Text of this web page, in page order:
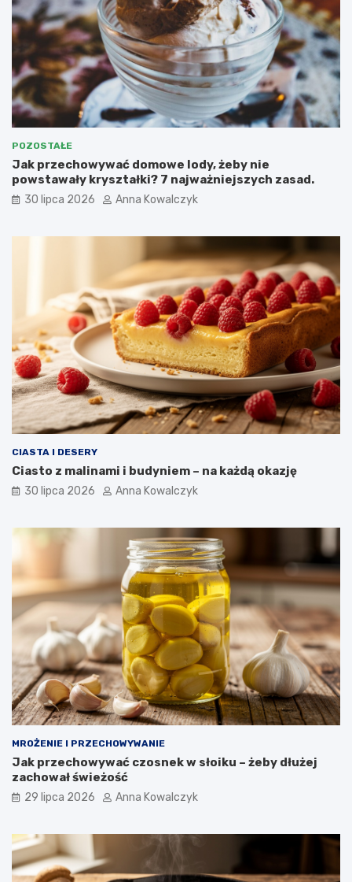
POZOSTAŁE
Jak przechowywać domowe lody, żeby nie
powstawały kryształki? 7 najważniejszych zasad.
30 lipca 2026 Anna Kowalczyk
CIASTA I DESERY
Ciasto z malinami i budyniem – na każdą okazję
30 lipca 2026 Anna Kowalczyk
MROŻENIE I PRZECHOWYWANIE
Jak przechowywać czosnek w słoiku – żeby dłużej
zachował świeżość
29 lipca 2026 Anna Kowalczyk